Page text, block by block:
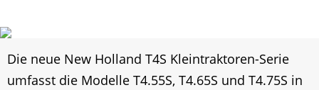
Die neue New Holland T4S Kleintraktoren-Serie
umfasst die Modelle T4.55S, T4.65S und T4.75S in